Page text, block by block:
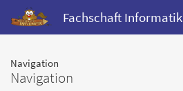
Fachschaft Informatik
Navigation
Navigation